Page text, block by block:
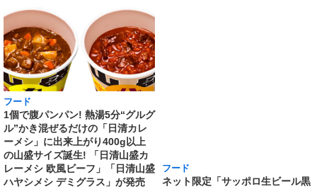
フード
1個で腹パンパン! 熱湯5分“グルグ
ル”かき混ぜるだけの「日清カレ
ーメシ」に出来上がり400g以上
の山盛サイズ誕生! 「日清山盛カ
レーメシ 欧風ビーフ」「日清山盛
ハヤシメシ デミグラス」が発売
には「エヴァンゲリオン初号機」
を、500ml缶には「エヴァンゲリ